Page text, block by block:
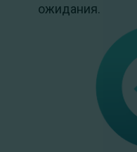
ожидания.